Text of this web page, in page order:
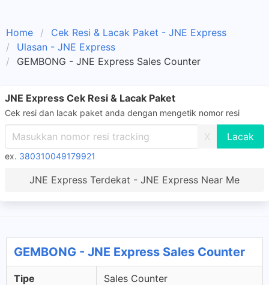
Home
Cek Resi & Lacak Paket - JNE Express
Ulasan - JNE Express
GEMBONG - JNE Express Sales Counter
JNE Express Cek Resi & Lacak Paket
Cek resi dan lacak paket anda dengan mengetik nomor resi
X
ex. 380310049179921
JNE Express Terdekat - JNE Express Near Me
GEMBONG - JNE Express Sales Counter
Tipe Sales Counter